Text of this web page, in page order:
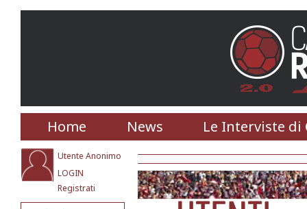
Home News Le Interviste di
Utente Anonimo
LOGIN
Registrati